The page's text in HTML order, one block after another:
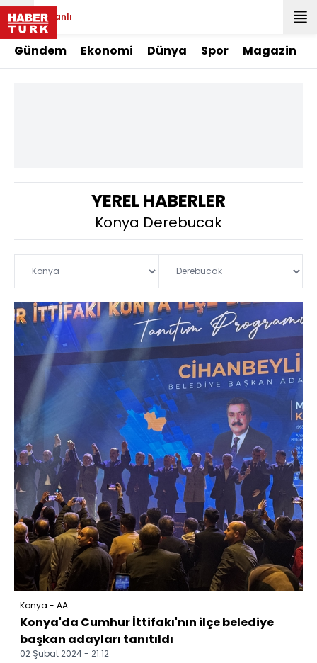
Canlı
Gündem Ekonomi Dünya Spor Magazin
YEREL HABERLER
Konya Derebucak
Konya - AA
Konya'da Cumhur İttifakı'nın ilçe belediye
başkan adayları tanıtıldı
02 Şubat 2024 - 21:12